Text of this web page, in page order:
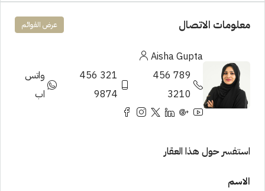
معلومات الاتصال عرض القوائم
Aisha Gupta
789 456
3210
321 456
9874
واتس
اب
استفسر حول هذا العقار
الاسم